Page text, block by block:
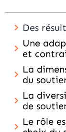
Des
Une
et
La
du
La
de
Le rôle